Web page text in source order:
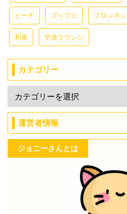
ビーチ ブッフェ プロンポン
和食 空港ラウンジ
カテゴリー
運営者情報
ジョニーさんとは